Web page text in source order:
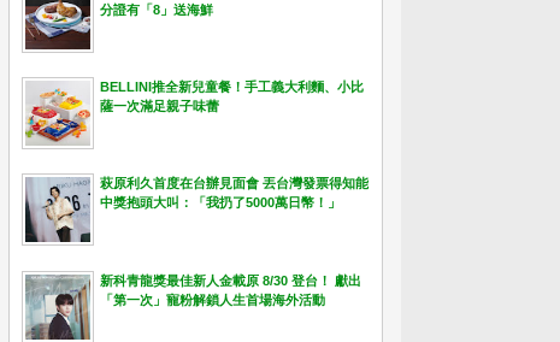
分證有「8」送海鮮
BELLINI推全新兒童餐！手工義大利麵、小比
薩一次滿足親子味蕾
萩原利久首度在台辦見面會 丟台灣發票得知能
中獎抱頭大叫：「我扔了5000萬日幣！」
新科青龍獎最佳新人金載原 8/30 登台！ 獻出
「第一次」寵粉解鎖人生首場海外活動